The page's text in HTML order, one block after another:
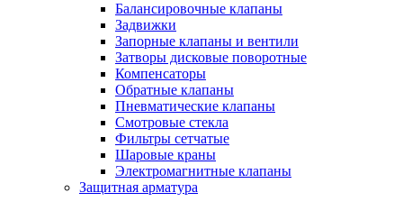
Балансировочные клапаны
Задвижки
Запорные клапаны и вентили
Затворы дисковые поворотные
Компенсаторы
Обратные клапаны
Пневматические клапаны
Смотровые стекла
Фильтры сетчатые
Шаровые краны
Электромагнитные клапаны
Защитная арматура